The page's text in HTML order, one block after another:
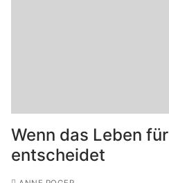
Wenn das Leben
entscheidet